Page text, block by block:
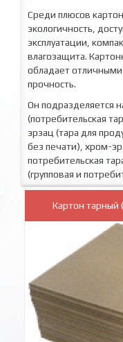
Среди плюсов
экологичность,
эксплуатации,
влагозащита.
обладает
прочность.
Он подразделяется
(потребительская
эрзац (тара для
без печати), хром-
потребительская
(групповая и
Картон